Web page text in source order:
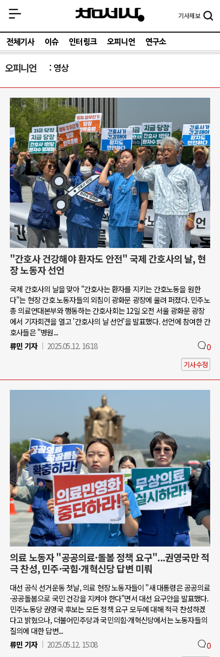
기사제보
전체기사 이슈 인터링크 오피니언 연구소
오피니언 영상
"간호사 건강해야 환자도 안전" 국제 간호사의 날, 현
장 노동자 선언
국제 간호사의 날을 맞아 "간호사는 환자를 지키는 간호노동을 원한
다"는 현장 간호 노동자들의 외침이 광화문 광장에 울려 퍼졌다. 민주노
총 의료연대본부와 행동하는 간호사회는 12일 오전 서울 광화문 광장
에서 기자회견을 열고 '간호사의 날 선언'을 발표했다. 선언에 참여한 간
호사들은 "병원...
류민 기자
2025.05.12. 16:18 0
기사수정
의료 노동자 "공공의료·돌봄 정책 요구"...권영국만 적
극 찬성, 민주·국힘·개혁신당 답변 미뤄
대선 공식 선거운동 첫날, 의료 현장 노동자들이 "새 대통령은 공공의료
·공공돌봄으로 국민 건강을 지켜야 한다"면서 대선 요구안을 발표했다.
민주노동당 권영국 후보는 모든 정책 요구 모두에 대해 적극 찬성하겠
다고 밝혔으나, 더불어민주당과 국민의힘·개혁신당에서는 노동자들의
질의에 대한 답변...
류민 기자
2025.05.12. 15:08 0